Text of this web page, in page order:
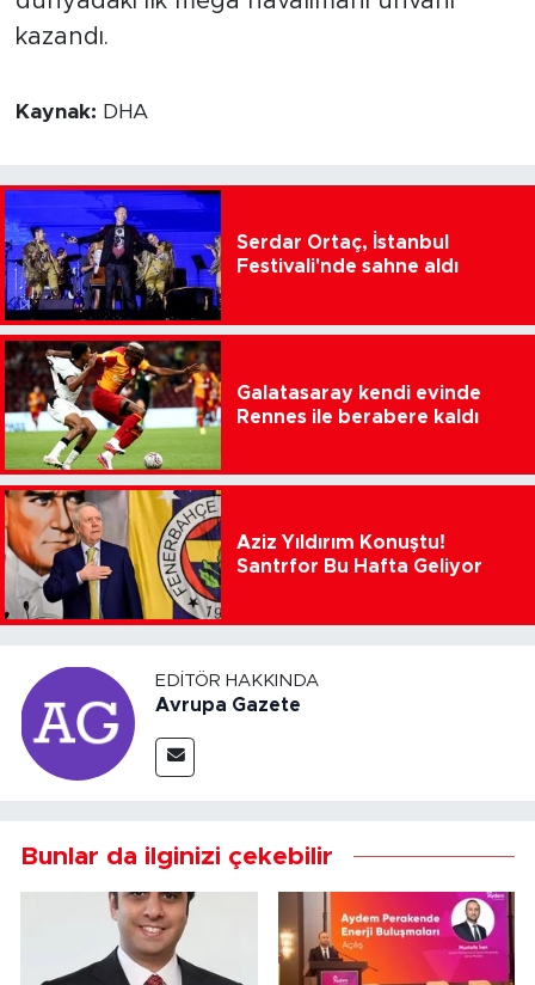
kazandı.
Kaynak: DHA
Serdar Ortaç, İstanbul
Festivali'nde sahne aldı
Galatasaray kendi evinde
Rennes ile berabere kaldı
Aziz Yıldırım Konuştu!
Santrfor Bu Hafta Geliyor
EDITÖR HAKKINDA
Avrupa Gazete
Bunlar da ilginizi çekebilir